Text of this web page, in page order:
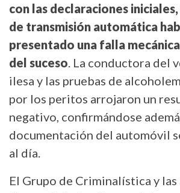
con las declaraciones
de transmisión automática
presentado una falla
del suceso. La conductora del
ilesa y las pruebas de
por los peritos arrojaron un
negativo, confirmándose
documentación del automóvil
al día.
El Grupo de Criminalística y